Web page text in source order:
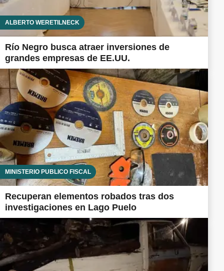
ALBERTO WERETILNECK
Río Negro busca atraer inversiones de
grandes empresas de EE.UU.
MINISTERIO PÚBLICO FISCAL
Recuperan elementos robados tras dos
investigaciones en Lago Puelo